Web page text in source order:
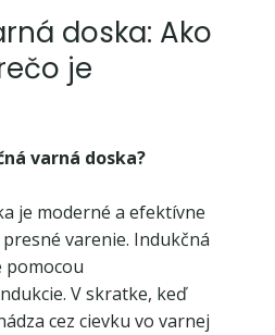
doska: Ako
je
varná doska?
je moderné a efektívne
varenie. Indukčná
pomocou
V skratke, keď
cez cievku vo varnej